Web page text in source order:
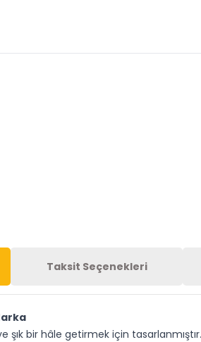
Taksit Seçenekleri
şık bir hâle getirmek için